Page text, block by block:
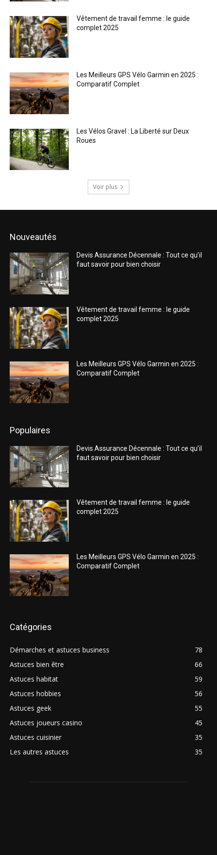
Vêtement de travail femme : le guide
complet 2025
Les Meilleurs GPS Vélo Garmin en 2025 :
Comparatif Complet
Les Vélos Gravel : La Liberté sur Deux
Roues
Voir plus
Nouveautés
Devis Assurance Décennale : Tout ce qu’il
faut savoir pour bien choisir
Vêtement de travail femme : le guide
complet 2025
Les Meilleurs GPS Vélo Garmin en 2025 :
Comparatif Complet
Populaires
Devis Assurance Décennale : Tout ce qu’il
faut savoir pour bien choisir
Vêtement de travail femme : le guide
complet 2025
Les Meilleurs GPS Vélo Garmin en 2025 :
Comparatif Complet
Catégories
Démarches et astuces business
78
Astuces bien être
66
Astuces habitat
59
Astuces hobbies
56
Astuces geek
55
Astuces joueurs casino
45
Astuces cuisinier
35
Les autres astuces
35